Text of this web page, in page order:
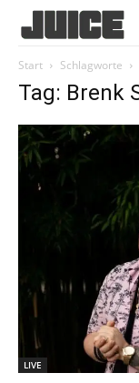
Start Schlagworte
Tag: Brenk
LIVE